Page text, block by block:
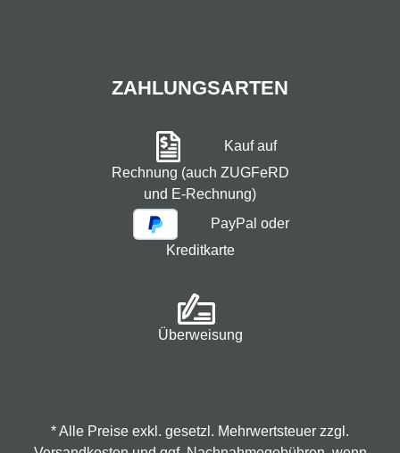
ZAHLUNGSARTEN
Kauf auf
Rechnung (auch ZUGFeRD
und E-Rechnung)
PayPal oder
Kreditkarte
Überweisung
* Alle Preise exkl. gesetzl. Mehrwertsteuer zzgl.